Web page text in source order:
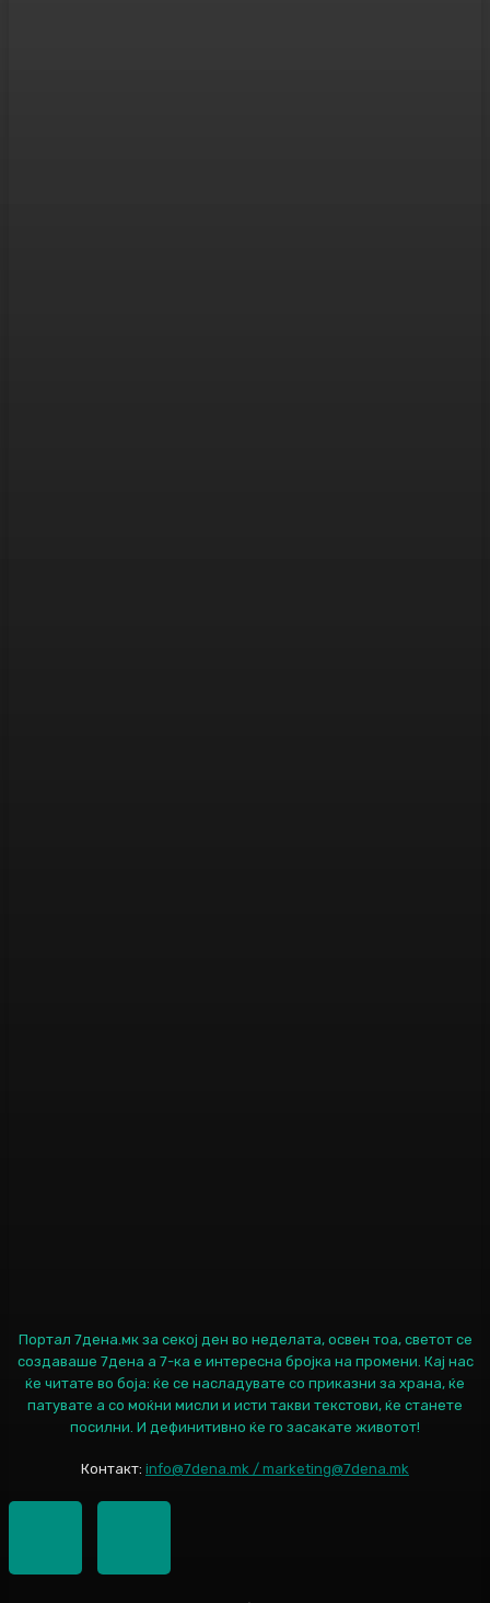
Портал 7дена.мк за секој ден во неделата, освен тоа, светот се
создаваше 7дена а 7-ка е интересна бројка на промени. Кај нас
ќе читате во боја: ќе се насладувате со приказни за храна, ќе
патувате а со моќни мисли и исти такви текстови, ќе станете
посилни. И дефинитивно ќе го засакате животот!
Контакт: info@7dena.mk / marketing@7dena.mk